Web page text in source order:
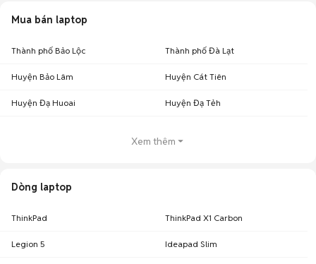
Mua bán laptop
Thành phố Bảo Lộc Thành phố Đà Lạt
Huyện Bảo Lâm Huyện Cát Tiên
Huyện Đạ Huoai Huyện Đạ Tẻh
Xem thêm
Dòng laptop
ThinkPad ThinkPad X1 Carbon
Legion 5 Ideapad Slim